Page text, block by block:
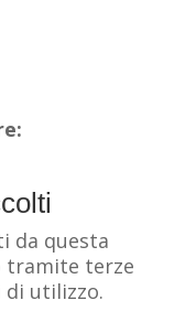
da questa
tramite terze
di utilizzo.